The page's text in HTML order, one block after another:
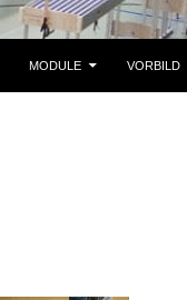
MODULE VORBILD